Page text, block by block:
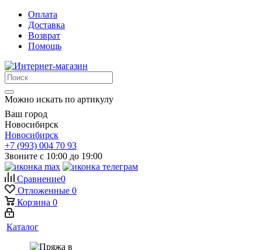
Оплата
Доставка
Возврат
Помощь
Можно искать по артикулу
Ваш город
Новосибирск
Новосибирск
+7 (993) 004 70 93
Звоните с 10:00 до 19:00
Сравнение0
Отложенные 0
Корзина 0
Каталог